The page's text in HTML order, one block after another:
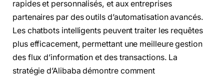
rapides et personnalisés, et aux entreprises
partenaires par des outils d’automatisation avancés.
Les chatbots intelligents peuvent traiter les requêtes
plus efficacement, permettant une meilleure gestion
des flux d’information et des transactions. La
stratégie d’Alibaba démontre comment